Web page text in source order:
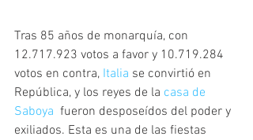
Tras 85 años de monarquía, con
12.717.923 votos a favor y 10.719.284
votos en contra, Italia se convirtió en
República, y los reyes de la casa de
Saboya
  fueron desposeídos del poder y
exiliados. Esta es una de las fiestas